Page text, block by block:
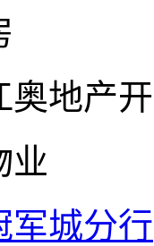
奥地产
业
军城分行